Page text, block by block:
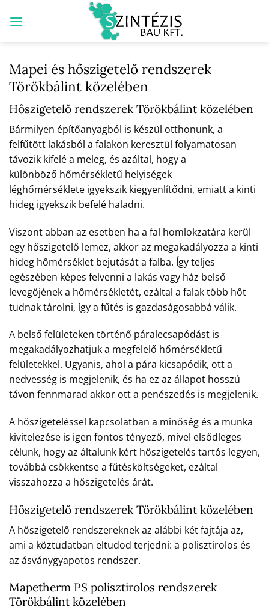
Mapei és hőszigetelő rendszerek
Törökbálint közelében
Hőszigetelő rendszerek Törökbálint közelében
Bármilyen építőanyagból is készül otthonunk, a
felfűtött lakásból a falakon keresztül folyamatosan
távozik kifelé a meleg, és azáltal, hogy a
különböző hőmérsékletű helyiségek
léghőmérséklete igyekszik kiegyenlítődni, emiatt a kinti
hideg igyekszik befelé haladni.
Viszont abban az esetben ha a fal homlokzatára kerül
egy hőszigetelő lemez, akkor az megakadályozza a kinti
hideg hőmérséklet bejutását a falba. Így teljes
egészében képes felvenni a lakás vagy ház belső
levegőjének a hőmérsékletét, ezáltal a falak több hőt
tudnak tárolni, így a fűtés is gazdaságosabbá válik.
A belső felületeken történő páralecsapódást is
megakadályozhatjuk a megfelelő hőmérsékletű
felületekkel. Ugyanis, ahol a pára kicsapódik, ott a
nedvesség is megjelenik, és ha ez az állapot hosszú
távon fennmarad akkor ott a penészedés is megjelenik.
A hőszigeteléssel kapcsolatban a minőség és a munka
kivitelezése is igen fontos tényező, mivel elsődleges
célunk, hogy az általunk kért hőszigetelés tartós legyen,
továbbá csökkentse a fűtésköltségeket, ezáltal
visszahozza a hőszigetelés árát.
Hőszigetelő rendszerek Törökbálint közelében
A hőszigetelő rendszereknek az alábbi két fajtája az,
ami a köztudatban eltudod terjedni: a polisztirolos és
az ásványgyapotos rendszer.
Mapetherm PS polisztirolos rendszerek
Törökbálint közelében